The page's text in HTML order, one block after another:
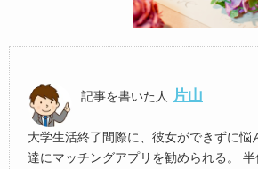
記事を書いた人 片山
大学生活終了間際に、彼女ができずに悩
達にマッチングアプリを勧められる。 半